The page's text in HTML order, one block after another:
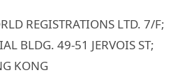
REGISTRATIONS LTD. 7/F;
BLDG. 49-51 JERVOIS ST;
KONG